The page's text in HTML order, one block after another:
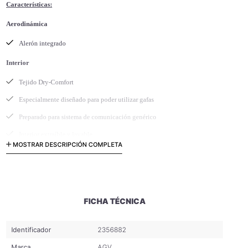
Características:
Aerodinámica
Alerón integrado
Interior
Tejido Dry-Comfort
Especialmente diseñado para poder utilizar gafas
Preparado para sistema de comunicación genérico
Protector de nariz desmontable
Calota
MOSTRAR DESCRIPCIÓN COMPLETA
FICHA TÉCNICA
Identificador 2356882